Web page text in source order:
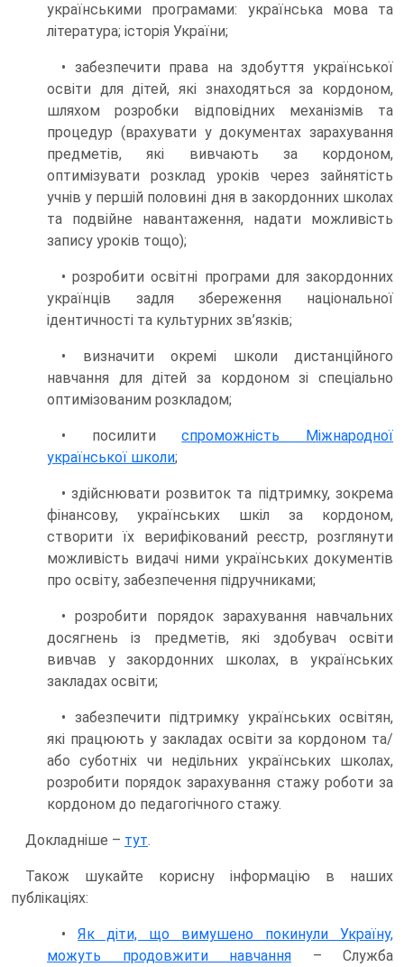
українськими програмами: українська мова та
література; історія України;
• забезпечити права на здобуття української
освіти для дітей, які знаходяться за кордоном,
шляхом розробки відповідних механізмів та
процедур (врахувати у документах зарахування
предметів, які вивчають за кордоном,
оптимізувати розклад уроків через зайнятість
учнів у першій половині дня в закордонних школах
та подвійне навантаження, надати можливість
запису уроків тощо);
• розробити освітні програми для закордонних
українців задля збереження національної
ідентичності та культурних зв’язків;
• визначити окремі школи дистанційного
навчання для дітей за кордоном зі спеціально
оптимізованим розкладом;
• посилитиспроможність Міжнародної
української школи;
• здійснювати розвиток та підтримку, зокрема
фінансову, українських шкіл за кордоном,
створити їх верифікований реєстр, розглянути
можливість видачі ними українських документів
про освіту, забезпечення підручниками;
• розробити порядок зарахування навчальних
досягнень із предметів, які здобувач освіти
вивчав у закордонних школах, в українських
закладах освіти;
• забезпечити підтримку українських освітян,
які працюють у закладах освіти за кордоном та/
або суботніх чи недільних українських школах,
розробити порядок зарахування стажу роботи за
кордоном до педагогічного стажу.
Докладніше – тут.
Також шукайте корисну інформацію в наших
публікаціях:
•Як діти, що вимушено покинули Україну,
можуть продовжити навчання – Служба